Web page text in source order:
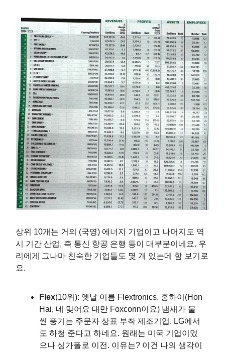
상위 10개는 거의 (국영) 에너지 기업이고 나머지도 역
시 기간 산업, 즉 통신 항공 은행 등이 대부분이네요. 우
리에게 그나마 친숙한 기업들도 몇 개 있는데 함 보기로
요.
Flex(10위): 옛날 이름 Flextronics. 홍하이(Hon
Hai, 네 맞어요 대만 Foxconn이요) 냄새가 물
씬 풍기는 주문자 상표 부착 제조기업. LG에서
도 하청 준다고 하네요. 원래는 미국 기업이었
으나 싱가폴로 이전. 이유는? 이건 나의 생각이